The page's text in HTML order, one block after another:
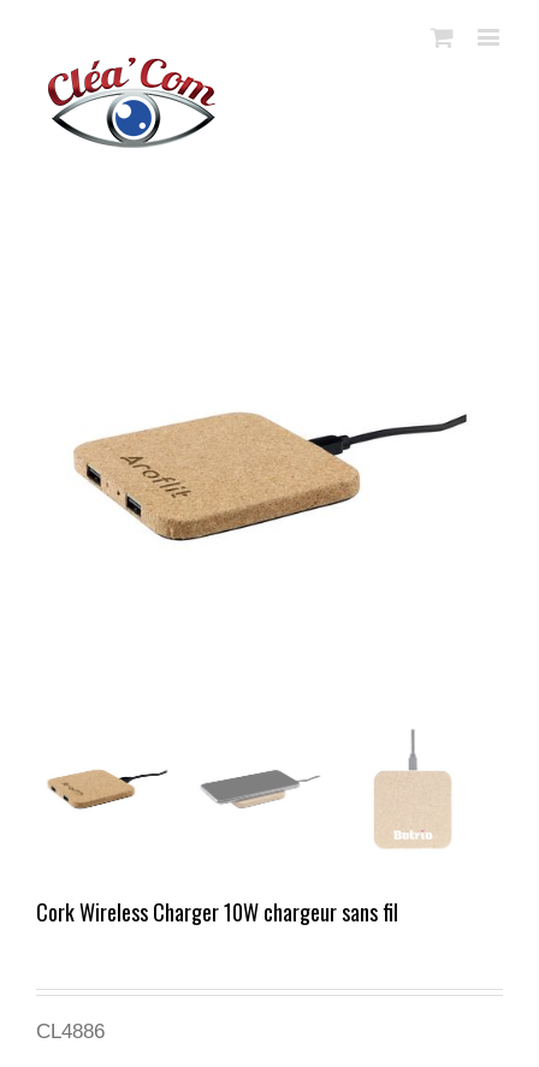
Cork Wireless Charger 10W chargeur sans fil
CL4886